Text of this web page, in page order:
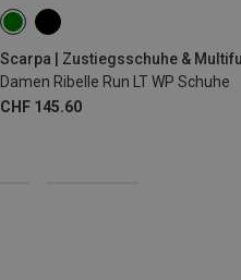
Damen Ribelle Run LT WP Schuhe
CHF 145.60